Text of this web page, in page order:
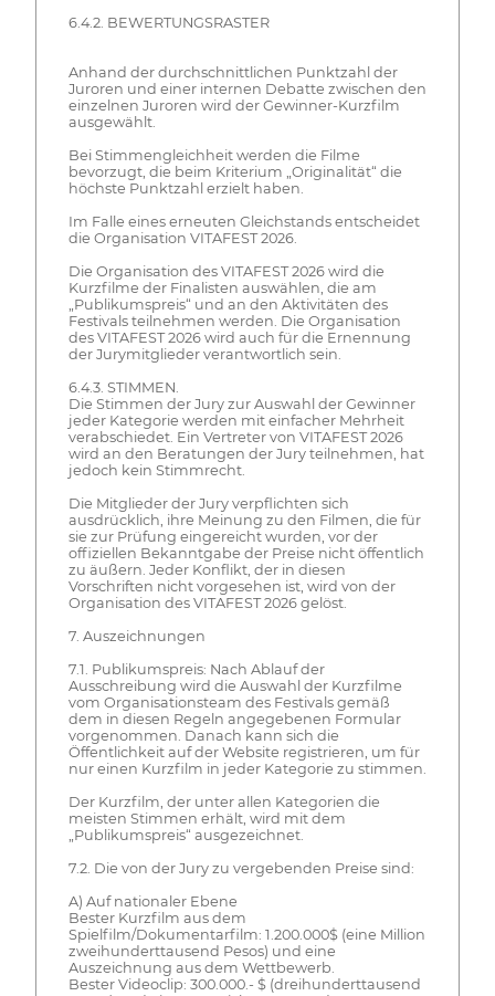
6.4.2. BEWERTUNGSRASTER
Anhand der durchschnittlichen Punktzahl der
Juroren und einer internen Debatte zwischen den
einzelnen Juroren wird der Gewinner-Kurzfilm
ausgewählt.
Bei Stimmengleichheit werden die Filme
bevorzugt, die beim Kriterium „Originalität“ die
höchste Punktzahl erzielt haben.
Im Falle eines erneuten Gleichstands entscheidet
die Organisation VITAFEST 2026.
Die Organisation des VITAFEST 2026 wird die
Kurzfilme der Finalisten auswählen, die am
„Publikumspreis“ und an den Aktivitäten des
Festivals teilnehmen werden. Die Organisation
des VITAFEST 2026 wird auch für die Ernennung
der Jurymitglieder verantwortlich sein.
6.4.3. STIMMEN.
Die Stimmen der Jury zur Auswahl der Gewinner
jeder Kategorie werden mit einfacher Mehrheit
verabschiedet. Ein Vertreter von VITAFEST 2026
wird an den Beratungen der Jury teilnehmen, hat
jedoch kein Stimmrecht.
Die Mitglieder der Jury verpflichten sich
ausdrücklich, ihre Meinung zu den Filmen, die für
sie zur Prüfung eingereicht wurden, vor der
offiziellen Bekanntgabe der Preise nicht öffentlich
zu äußern. Jeder Konflikt, der in diesen
Vorschriften nicht vorgesehen ist, wird von der
Organisation des VITAFEST 2026 gelöst.
7. Auszeichnungen
7.1. Publikumspreis: Nach Ablauf der
Ausschreibung wird die Auswahl der Kurzfilme
vom Organisationsteam des Festivals gemäß
dem in diesen Regeln angegebenen Formular
vorgenommen. Danach kann sich die
Öffentlichkeit auf der Website registrieren, um für
nur einen Kurzfilm in jeder Kategorie zu stimmen.
Der Kurzfilm, der unter allen Kategorien die
meisten Stimmen erhält, wird mit dem
„Publikumspreis“ ausgezeichnet.
7.2. Die von der Jury zu vergebenden Preise sind:
A) Auf nationaler Ebene
Bester Kurzfilm aus dem
Spielfilm/Dokumentarfilm: 1.200.000$ (eine Million
zweihunderttausend Pesos) und eine
Auszeichnung aus dem Wettbewerb.
Bester Videoclip: 300.000.- $ (dreihunderttausend